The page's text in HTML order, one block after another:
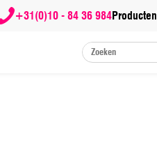
+31(0)10 - 84 36 984Producten